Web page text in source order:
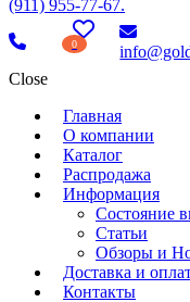
(911) 955-77-67.
0
Close
Главная
О компании
Каталог
Распродажа
Информация
Состояние
Статьи
Обзоры и
Доставка и
Контакты